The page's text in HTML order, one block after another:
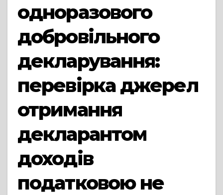
одноразового
добровільного
декларування:
перевірка джерел
отримання
декларантом
доходів
податковою не